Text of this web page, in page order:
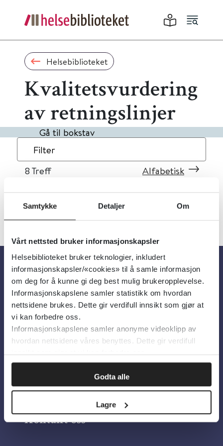
Samtykke Detaljer Om
Vårt nettsted bruker informasjonskapsler
Helsebiblioteket bruker teknologier, inkludert
informasjonskapsler/«cookies» til å samle informasjon
om deg for å kunne gi deg best mulig brukeropplevelse.
Informasjonskapslene samler statistikk om hvordan
nettsidene brukes. Dette gir verdifull innsikt som gjør at
vi kan forbedre oss.
Informasjonskapslene samler anonyme videoklipp av
hvordan nettsidene våres benyttes. Dette gir verdifull
innsikt som gjør at vi kan forbedre oss.
Godta alle
Lagre
Helsebiblioteket
Kvalitetsvurdering
av retningslinjer
Gå til bokstav
Filter
8 Treff Alfabetisk
Om oss
Om Helsebiblioteket
Personvern og informasjonskapsler
Tilgjengelighetserklæring
Information in English
Bilder fra Colourbox.com
Kontakt oss